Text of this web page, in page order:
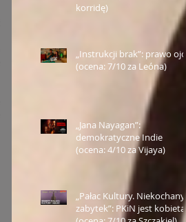
korridę)
„Instrukcji brak”: prawo ojca
(ocena: 7/10 za Leóna)
„Jana Nayagan”:
demokratyczne Indie
(ocena: 4/10 za Vijaya)
„Pałac Kultury. Niekochany
zabytek”: PKiN jest kobietą